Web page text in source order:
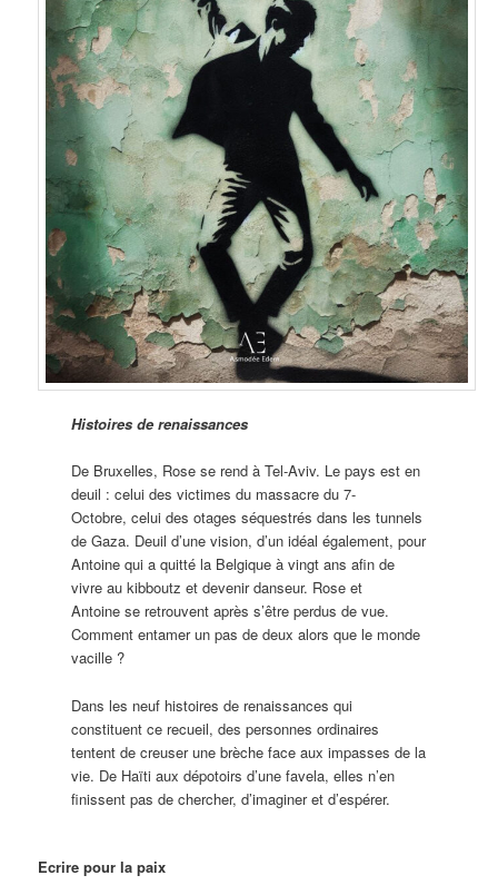
Histoires de renaissances
De Bruxelles, Rose se rend à Tel-Aviv. Le pays est en
deuil : celui des victimes du massacre du 7-
Octobre, celui des otages séquestrés dans les tunnels
de Gaza. Deuil d’une vision, d’un idéal également, pour
Antoine qui a quitté la Belgique à vingt ans afin de
vivre au kibboutz et devenir danseur. Rose et
Antoine se retrouvent après s’être perdus de vue.
Comment entamer un pas de deux alors que le monde
vacille ?
Dans les neuf histoires de renaissances qui
constituent ce recueil, des personnes ordinaires
tentent de creuser une brèche face aux impasses de la
vie. De Haïti aux dépotoirs d’une favela, elles n’en
finissent pas de chercher, d’imaginer et d’espérer.
Ecrire pour la paix